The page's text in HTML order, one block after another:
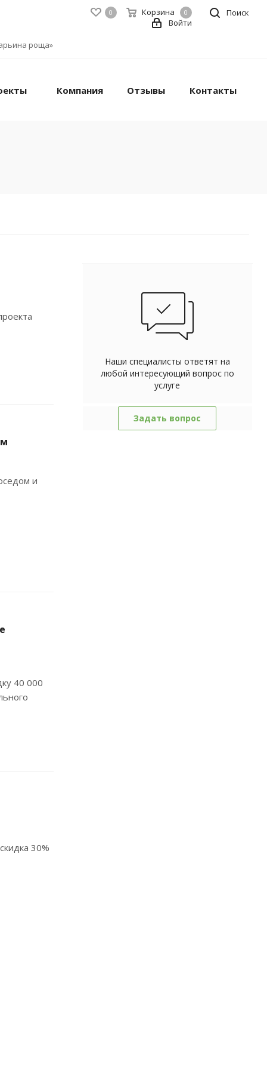
роща»
Поиск
0 Корзина 0
Войти
Компания Отзывы Контакты
и
40 000
30%
Наши специалисты ответят на
любой интересующий вопрос по
услуге
Задать вопрос